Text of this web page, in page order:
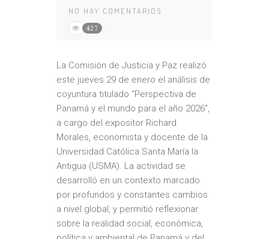
NO HAY COMENTARIOS
427
La Comisión de Justicia y Paz realizó
este jueves 29 de enero el análisis de
coyuntura titulado “Perspectiva de
Panamá y el mundo para el año 2026”,
a cargo del expositor Richard
Morales, economista y docente de la
Universidad Católica Santa María la
Antigua (USMA). La actividad se
desarrolló en un contexto marcado
por profundos y constantes cambios
a nivel global, y permitió reflexionar
sobre la realidad social, económica,